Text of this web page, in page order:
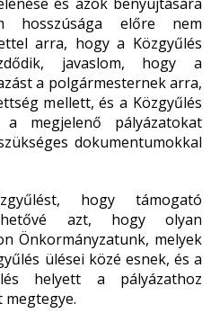
hosszúsága előre nem
arra, hogy a Közgyűlés
javaslom, hogy a
a polgármesternek arra,
mellett, és a Közgyűlés
a megjelenő pályázatokat
dokumentumokkal
hogy támogató
azt, hogy olyan
Önkormányzatunk, melyek
ülései közé esnek, és a
helyett a pályázathoz